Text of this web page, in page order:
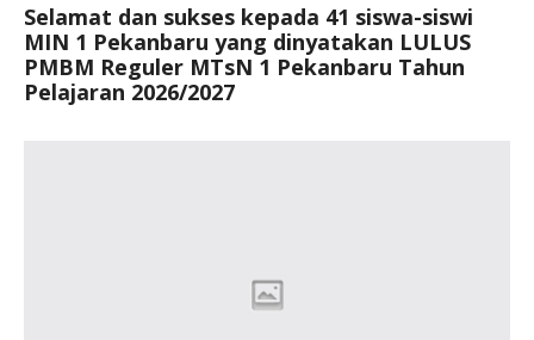
Selamat dan sukses kepada 41 siswa-siswi
MIN 1 Pekanbaru yang dinyatakan LULUS
PMBM Reguler MTsN 1 Pekanbaru Tahun
Pelajaran 2026/2027